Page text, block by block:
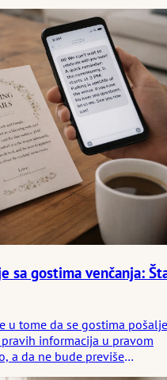
sa gostima venčanja:
u tome da se gostima pošalje
informacija u pravom
a da ne bude previše